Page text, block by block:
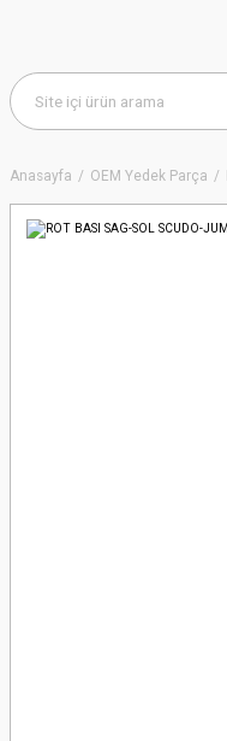
Anasayfa OEM Yedek Parça